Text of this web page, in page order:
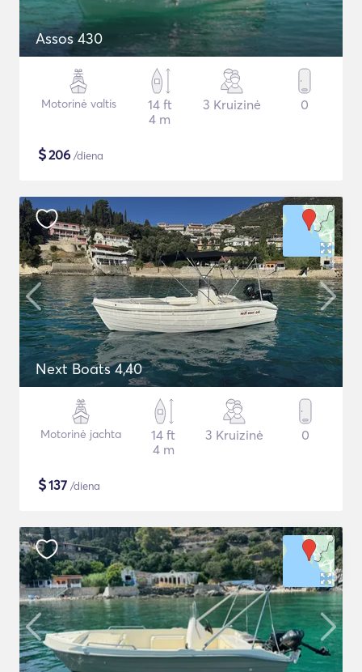
Assos 430
Motorinė valtis
14 ft
4 m
3 Kruizinė 0
$206 /diena
Next Boats 4,40
Motorinė jachta
14 ft
4 m
3 Kruizinė 0
$137 /diena